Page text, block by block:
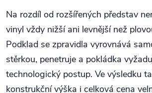
Na rozdíl od rozšířených představ
vinyl vždy nižší ani levnější než
Podklad se zpravidla vyrovnává
stěrkou, penetruje a pokládka
technologický postup. Ve výsledku
konstrukční výška i celková cena